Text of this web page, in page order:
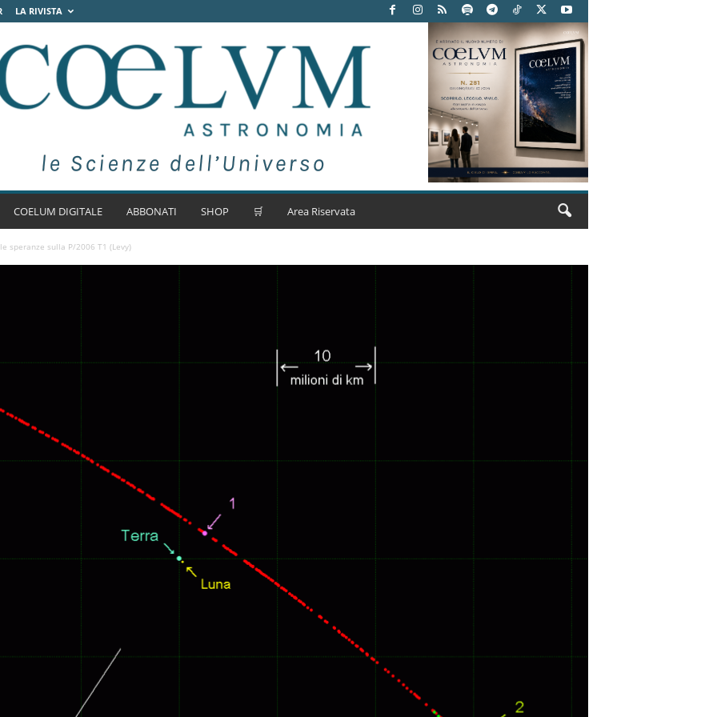
LA RIVISTA
COELUM DIGITALE ABBONATI SHOP 🛒 Area Riservata
speranze sulla P/2006 T1 (Levy)